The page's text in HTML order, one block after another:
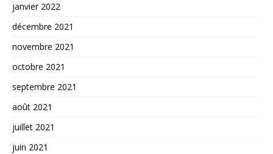
janvier 2022
décembre 2021
novembre 2021
octobre 2021
septembre 2021
août 2021
juillet 2021
juin 2021